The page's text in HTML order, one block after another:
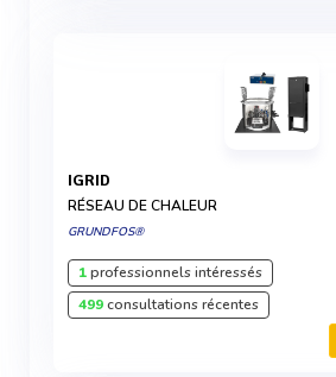
IGRID
RÉSEAU DE CHALEUR
GRUNDFOS®
1professionnels intéressés
499consultations récentes